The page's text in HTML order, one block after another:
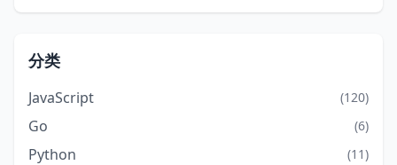
分类
JavaScript (120)
Go (6)
Python (11)